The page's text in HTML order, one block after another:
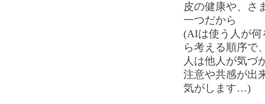
皮の健康や、さ
一つだから
(AIは使う人が何
ら考える順序で
人は他人が気づ
注意や共感が出
気がします…)